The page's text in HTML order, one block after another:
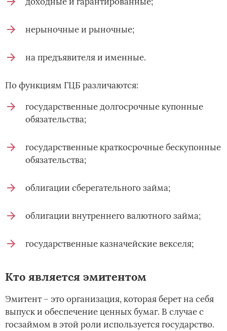
нерыночные и рыночные;
на предъявителя и именные.
По функциям ГЦБ различаются:
государственные долгосрочные купонные
обязательства;
государственные краткосрочные бескупонные
обязательства;
облигации сберегательного займа;
облигации внутреннего валютного займа;
государственные казначейские векселя;
Кто является эмитентом
Эмитент – это организация, которая берет на себя
выпуск и обеспечение ценных бумаг. В случае с
госзаймом в этой роли используется государство.